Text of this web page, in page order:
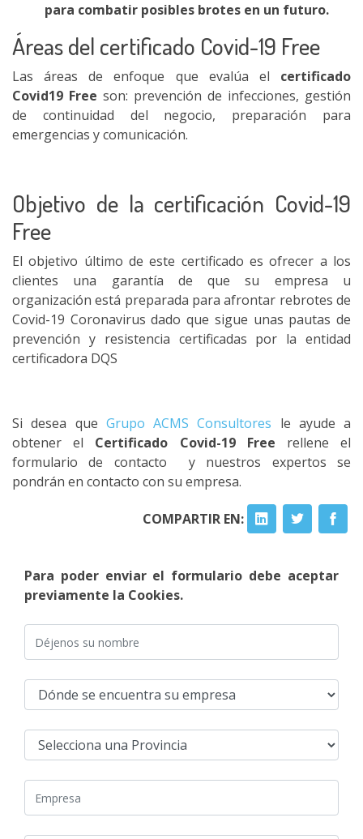
para combatir posibles brotes en un futuro.
Áreas del certificado Covid-19 Free
Las áreas de enfoque que evalúa el certificado
Covid19 Free son: prevención de infecciones, gestión
de continuidad del negocio, preparación para
emergencias y comunicación.
Objetivo de la certificación Covid-19
Free
El objetivo último de este certificado es ofrecer a los
clientes una garantía de que su empresa u
organización está preparada para afrontar rebrotes de
Covid-19 Coronavirus dado que sigue unas pautas de
prevención y resistencia certificadas por la entidad
certificadora DQS
Si desea que Grupo ACMS Consultores le ayude a
obtener el Certificado Covid-19 Free rellene el
formulario de contacto y nuestros expertos se
pondrán en contacto con su empresa.
COMPARTIR EN:
Para poder enviar el formulario debe aceptar
previamente la Cookies.